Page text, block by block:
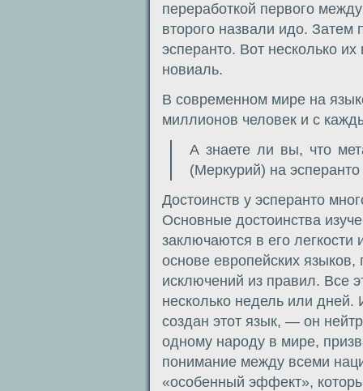
переработкой первого
второго назвали идо.
эсперанто. Вот несколько
новиаль.
В современном мире на
миллионов человек и с
А знаете ли вы, что
(Меркурий) на
Достоинств у эсперанто
Основные достоинства
заключаются в его легкости
основе европейских языков,
исключений из правил. Все
несколько недель или
создан этот язык, — он
одному народу в мире,
понимание между всеми
«особенный эффект»,